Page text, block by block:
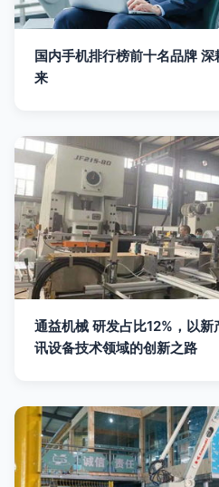
国内手机排行榜前十名品牌
来
通益机械 研发占比12%，以
讯设备技术领域的创新之路